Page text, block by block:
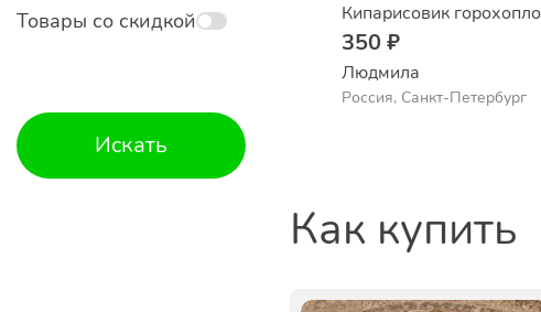
Товары со скидкой
Искать
350 ₽
Людмила
Россия, Санкт-Петербург
Как купить